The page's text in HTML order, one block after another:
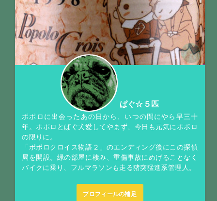
ぱぐ☆５匹
ポポロに出会ったあの日から、いつの間にやら早三十
年。ポポロとぱぐ犬愛してやまず、今日も元気にポポロ
の限りに。
「ポポロクロイス物語２」のエンディング後にこの探偵
局を開設。緑の部屋に棲み、重傷事故にめげることなく
バイクに乗り、フルマラソンも走る猪突猛進系管理人。
プロフィールの補足